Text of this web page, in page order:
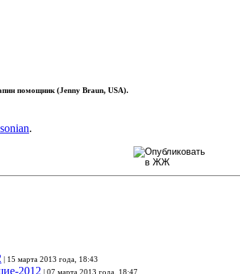
помощник (Jenny Braun, USA).
.
| 15 марта 2013 года, 18:43
2012 | 07 марта 2013 года, 18:47